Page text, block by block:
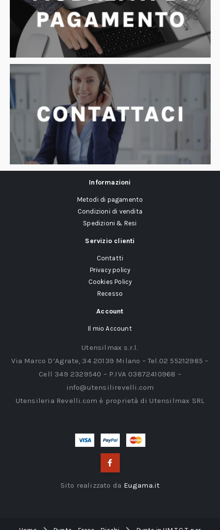
Informazioni
Metodi di pagamento
Condizioni di vendita
Spedizioni & Resi
Servizio clienti
Contatti
Privacy policy
Cookies Policy
Recesso
Account
Il mio Account
Utensilmax s.r.l.
Via Marco D’Agrate, 34 20139 Milano – Tel.02 55212985 –
Cell 349 2329540 – P.IVA 03872410968 –
info@utensilirevelli.com
Utensileria Revelli.com è proprietà di Utensilmax SRL
Sito realizzato da Eugama.it